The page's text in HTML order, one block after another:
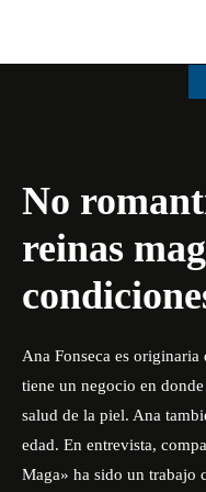
No
reinas
Ana Fonseca es
tiene un negocio en
salud de la piel. Ana
edad. En entrevista,
Maga» ha sido un trabajo